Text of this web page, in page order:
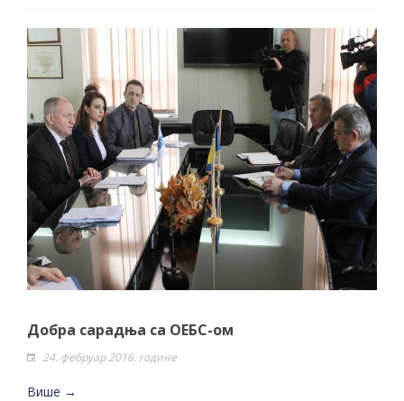
Добра сарадња са ОЕБС-ом
24. фебруар 2016. године
Више →